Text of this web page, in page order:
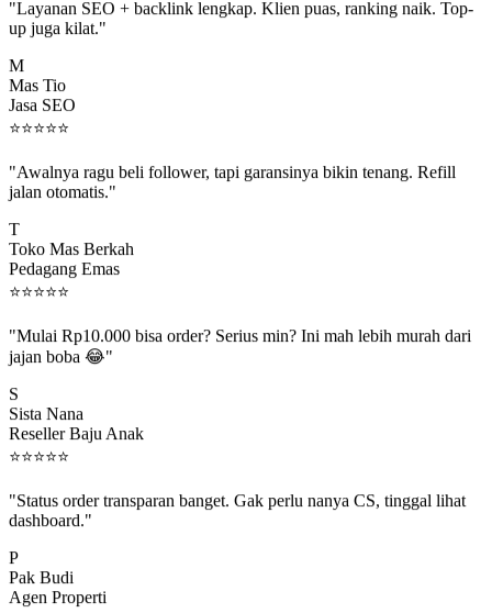
up juga kilat."
Mas Tio
Jasa SEO
⭐⭐⭐⭐⭐
jalan otomatis."
Toko Mas Berkah
Pedagang Emas
⭐⭐⭐⭐⭐
jajan boba 😂"
Sista Nana
Reseller Baju Anak
⭐⭐⭐⭐⭐
dashboard."
Pak Budi
Agen Properti
⭐⭐⭐⭐⭐